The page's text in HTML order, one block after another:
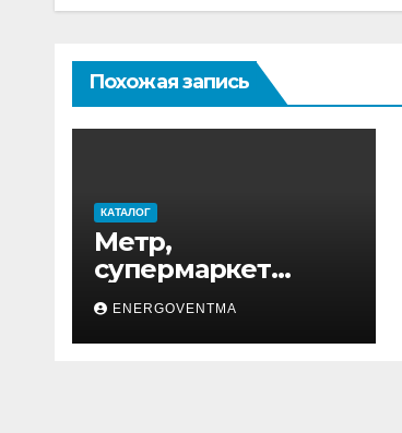
Похожая запись
КАТАЛОГ
Метр,
супермаркет
товаров для дома
и ремонта
ENERGOVENTMA